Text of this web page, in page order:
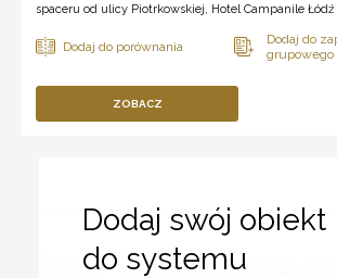
spaceru od ulicy Piotrkowskiej, Hotel Campanile Łódź
ZOBACZ
Dodaj swój obiekt
do systemu